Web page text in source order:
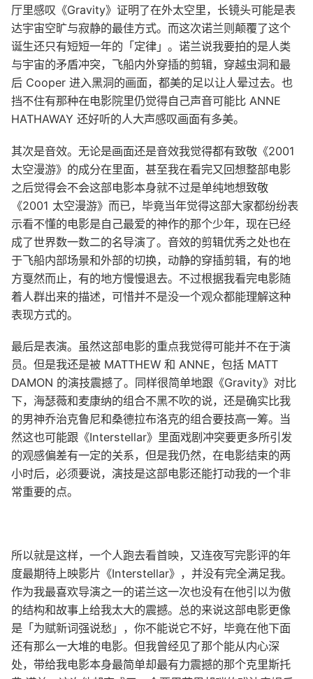
厅里感叹《Gravity》证明了在外太空里，长镜头可能是表
达宇宙空旷与寂静的最佳方式。而这次诺兰则颠覆了这个
诞生还只有短短一年的「定律」。诺兰说我要拍的是人类
与宇宙的矛盾冲突，飞船内外穿插的剪辑，穿越虫洞和最
后 Cooper 进入黑洞的画面，都美的足以让人晕过去。也
挡不住有那种在电影院里仍觉得自己声音可能比 ANNE
HATHAWAY 还好听的人大声感叹画面有多美。
其次是音效。无论是画面还是音效我觉得都有致敬《2001
太空漫游》的成分在里面，甚至我在看完又回想整部电影
之后觉得会不会这部电影本身就不过是单纯地想致敬
《2001 太空漫游》而已，毕竟当年觉得这部大家都纷纷表
示看不懂的电影是自己最爱的神作的那个少年，现在已经
成了世界数一数二的名导演了。音效的剪辑优秀之处也在
于飞船内部场景和外部的切换，动静的穿插剪辑，有的地
方戛然而止，有的地方慢慢退去。不过根据我看完电影随
着人群出来的描述，可惜并不是没一个观众都能理解这种
表现方式的。
最后是表演。虽然这部电影的重点我觉得可能并不在于演
员。但是我还是被 MATTHEW 和 ANNE，包括 MATT
DAMON 的演技震撼了。同样很简单地跟《Gravity》对比
下，海瑟薇和麦康纳的组合不黑不吹的说，还是确实比我
的男神乔治克鲁尼和桑德拉布洛克的组合要技高一筹。当
然这也可能跟《Interstellar》里面戏剧冲突要更多所引发
的观感偏差有一定的关系，但是我仍然，在电影结束的两
小时后，必须要说，演技是这部电影还能打动我的一个非
常重要的点。
所以就是这样，一个人跑去看首映，又连夜写完影评的年
度最期待上映影片《Interstellar》，并没有完全满足我。
作为我最喜欢导演之一的诺兰这一次也没有在他引以为傲
的结构和故事上给我太大的震撼。总的来说这部电影更像
是「为赋新词强说愁」，你不能说它不好，毕竟在他下面
还有那么一大堆的电影。但我曾经见了那个能从内心深
处，带给我电影本身最简单却最有力震撼的那个克里斯托